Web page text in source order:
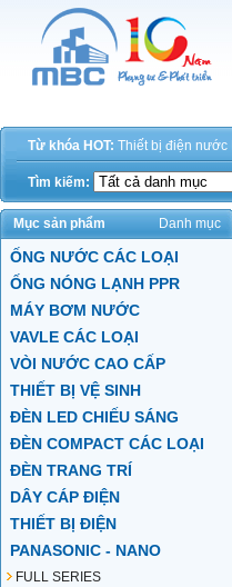
Từ khóa HOT: Thiết bị điện nước
Tìm kiếm:
Mục sản phẩm Danh mục
ỐNG NƯỚC CÁC LOẠI
ỐNG NÓNG LẠNH PPR
MÁY BƠM NƯỚC
VAVLE CÁC LOẠI
VÒI NƯỚC CAO CẤP
THIẾT BỊ VỆ SINH
ĐÈN LED CHIẾU SÁNG
ĐÈN COMPACT CÁC LOẠI
ĐÈN TRANG TRÍ
DÂY CÁP ĐIỆN
THIẾT BỊ ĐIỆN
PANASONIC - NANO
FULL SERIES